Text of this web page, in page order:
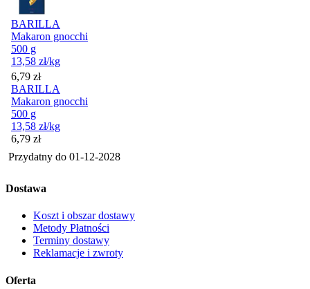
BARILLA
Makaron gnocchi
500 g
13,58 zł/kg
Cena
6,79 zł
BARILLA
Makaron gnocchi
500 g
13,58 zł/kg
Cena
6,79 zł
Przydatny do 01-12-2028
Dostawa
Koszt i obszar dostawy
Metody Płatności
Terminy dostawy
Reklamacje i zwroty
Oferta